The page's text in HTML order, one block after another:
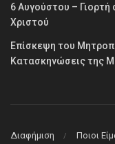
6 Αυγούστου –
Χριστού
Επίσκεψη του
Κατασκηνώσεις της
Διαφήμιση Ποιοι